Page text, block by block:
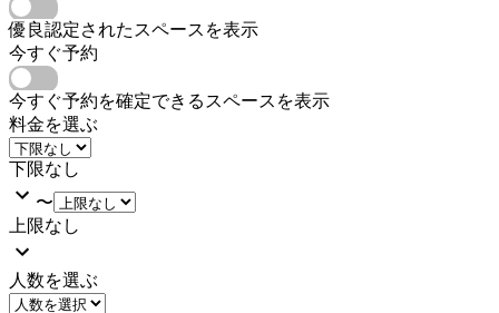
優良認定されたスペースを表示
今すぐ予約
今すぐ予約を確定できるスペースを表示
料金を選ぶ
下限なし
〜
上限なし
人数を選ぶ